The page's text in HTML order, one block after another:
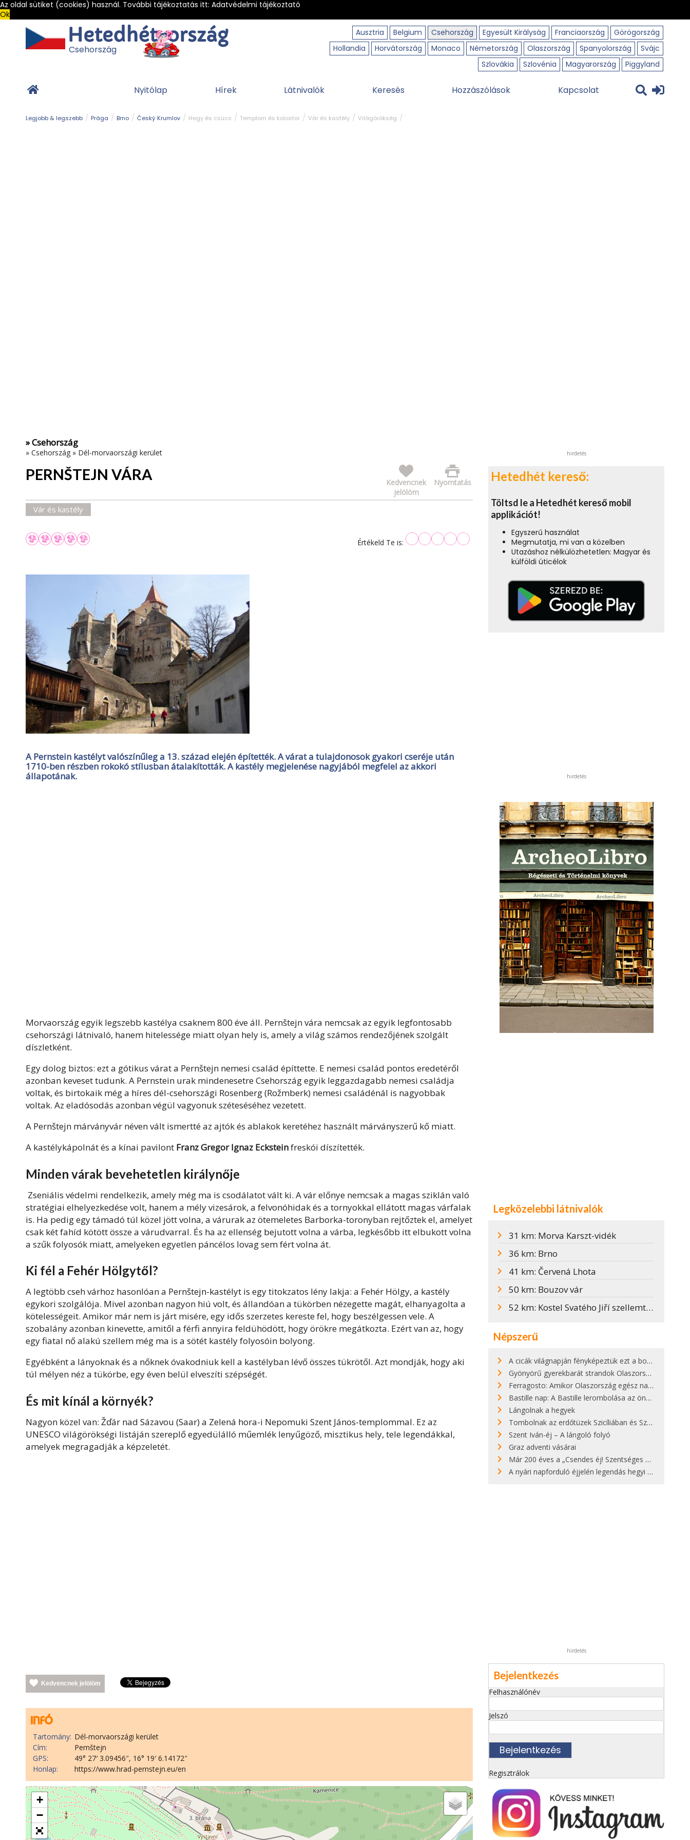
Az oldal sütiket (cookies) használ. További tájékoztatás itt: Adatvédelmi tájékoztató
Ok
Ausztria
Belgium Csehország Egyesült Királyság Franciaország
Görögország
Hollandia
Horvátország Monaco Németország Olaszország Spanyolország
Svájc
Szlovákia
Szlovénia Magyarország Piggyland
Csehország
Nyitólap Hírek Látnivalók Keresés Hozzászólások Kapcsolat
Legjobb & legszebb Prága Brno Český Krumlov Hegy és csúcs Templom és kolostor Vár és kastély Világörökség
» Csehország
» Csehország » Dél-morvaországi kerület
PERNŠTEJN VÁRA Nyomtatás
Kedvencnek
jelölöm
Vár és kastély
Értékeld Te is:
A Pernstein kastélyt valószínűleg a 13. század elején építették. A várat a tulajdonosok gyakori cseréje után
1710-ben részben rokokó stílusban átalakították. A kastély megjelenése nagyjából megfelel az akkori
állapotának.
Morvaország egyik legszebb kastélya csaknem 800 éve áll. Pernštejn vára nemcsak az egyik legfontosabb
csehországi látnivaló, hanem hitelessége miatt olyan hely is, amely a világ számos rendezőjének szolgált
díszletként.
Egy dolog biztos: ezt a gótikus várat a Pernštejn nemesi család építtette. E nemesi család pontos eredetéről
azonban keveset tudunk. A Pernstein urak mindenesetre Csehország egyik leggazdagabb nemesi családja
voltak, és birtokaik még a híres dél-csehországi Rosenberg (Rožmberk) nemesi családénál is nagyobbak
voltak. Az eladósodás azonban végül vagyonuk széteséséhez vezetett.
A Pernštejn márványvár néven vált ismertté az ajtók és ablakok keretéhez használt márványszerű kő miatt.
A kastélykápolnát és a kínai pavilont Franz Gregor Ignaz Ecksteinfreskói díszítették.
Minden várak bevehetetlen királynője
Zseniális védelmi rendelkezik, amely még ma is csodálatot vált ki. A vár előnye nemcsak a magas sziklán való
stratégiai elhelyezkedése volt, hanem a mély vizesárok, a felvonóhidak és a tornyokkal ellátott magas várfalak
is. Ha pedig egy támadó túl közel jött volna, a várurak az ötemeletes Barborka-toronyban rejtőztek el, amelyet
csak két fahíd kötött össze a várudvarral. És ha az ellenség bejutott volna a várba, legkésőbb itt elbukott volna
a szűk folyosók miatt, amelyeken egyetlen páncélos lovag sem fért volna át.
Ki fél a Fehér Hölgytől?
A legtöbb cseh várhoz hasonlóan a Pernštejn-kastélyt is egy titokzatos lény lakja: a Fehér Hölgy, a kastély
egykori szolgálója. Mivel azonban nagyon hiú volt, és állandóan a tükörben nézegette magát, elhanyagolta a
kötelességeit. Amikor már nem is járt misére, egy idős szerzetes kereste fel, hogy beszélgessen vele. A
szobalány azonban kinevette, amitől a férfi annyira feldühödött, hogy örökre megátkozta. Ezért van az, hogy
egy fiatal nő alakú szellem még ma is a sötét kastély folyosóin bolyong.
Egyébként a lányoknak és a nőknek óvakodniuk kell a kastélyban lévő összes tükrötől. Azt mondják, hogy aki
túl mélyen néz a tükörbe, egy éven belül elveszíti szépségét.
És mit kínál a környék?
Nagyon közel van: Žďár nad Sázavou (Saar) a Zelená hora-i Nepomuki Szent János-templommal. Ez az
UNESCO világörökségi listáján szereplő egyedülálló műemlék lenyűgöző, misztikus hely, tele legendákkal,
amelyek megragadják a képzeletét.
Kedvencnek jelölöm
Tartomány: Dél-morvaországi kerület
Cím:
Pernštejn
GPS:
49° 27′ 3.09456″, 16° 19′ 6.14172″
Honlap:
https://www.hrad-pernstejn.eu/en
+
−
hirdetés
Hetedhét kereső:
Töltsd le a Hetedhét kereső mobil
applikációt!
Egyszerű használat
Megmutatja, mi van a közelben
Utazáshoz nélkülözhetetlen: Magyar és
külföldi úticélok
hirdetés
Legközelebbi látnivalók
31 km: Morva Karszt-vidék
36 km: Brno
41 km: Červená Lhota
50 km: Bouzov vár
52 km: Kostel Svatého Jiří szellemtemplom
Népszerű
A cicák világnapján fényképeztük ezt a bokor alatt hűsölő cicát Kisorosziban
Gyönyörű gyerekbarát strandok Olaszországban - megmutatjuk a 15 legjobbat
Ferragosto: Amikor Olaszország egész nap nyaral
Bastille nap: A Bastille lerombolása az önkényuralom végét jelentette
Lángolnak a hegyek
Tombolnak az erdőtüzek Szicíliában és Szardínián
Szent Iván-éj – A lángoló folyó
Graz adventi vásárai
Már 200 éves a „Csendes éj! Szentséges éj!”
A nyári napforduló éjjelén legendás hegyi tüzek világítják meg Zugspitzét
hirdetés
Bejelentkezés
Felhasználónév
Jelszó
Regisztrálok